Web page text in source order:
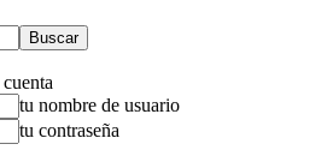
tu nombre de usuario
tu contraseña